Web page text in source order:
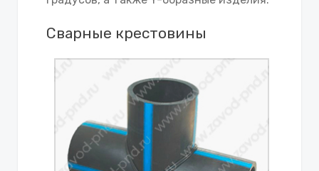
Сварные крестовины